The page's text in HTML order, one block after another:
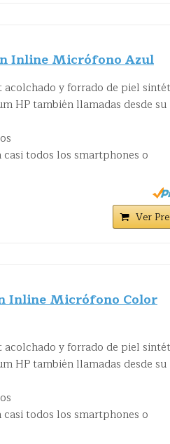
Inline Micrófono Azul
acolchado y forrado de piel
HP también llamadas desde su
todos los smartphones o
Ver
Inline Micrófono Color
acolchado y forrado de piel
HP también llamadas desde su
todos los smartphones o